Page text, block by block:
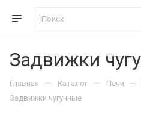
Задвижки
Главная — Каталог — Печи —
Задвижки чугунные